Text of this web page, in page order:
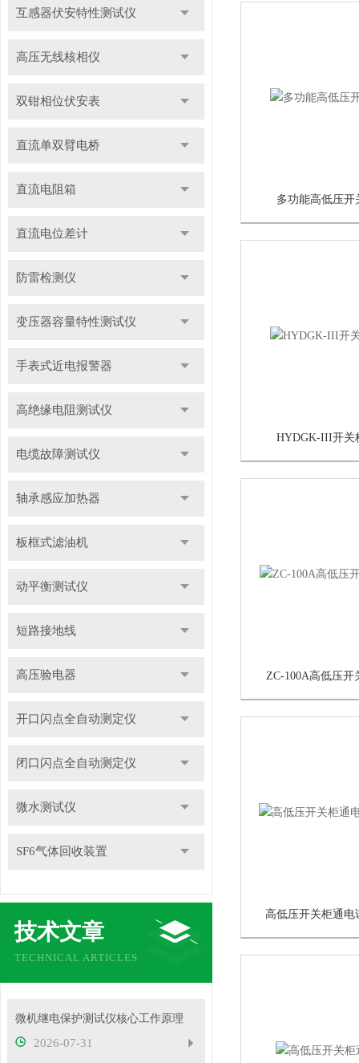
互感器伏安特性测试仪
高压无线核相仪
双钳相位伏安表
直流单双臂电桥
直流电阻箱
直流电位差计
防雷检测仪
变压器容量特性测试仪
手表式近电报警器
高绝缘电阻测试仪
电缆故障测试仪
轴承感应加热器
板框式滤油机
动平衡测试仪
短路接地线
高压验电器
开口闪点全自动测定仪
闭口闪点全自动测定仪
微水测试仪
SF6气体回收装置
技术文章
TECHNICAL ARTICLES
微机继电保护测试仪核心工作原理
2026-07-31
多功能高低压开
HYDGK-III开关
ZC-100A高低压开
高低压开关柜通电